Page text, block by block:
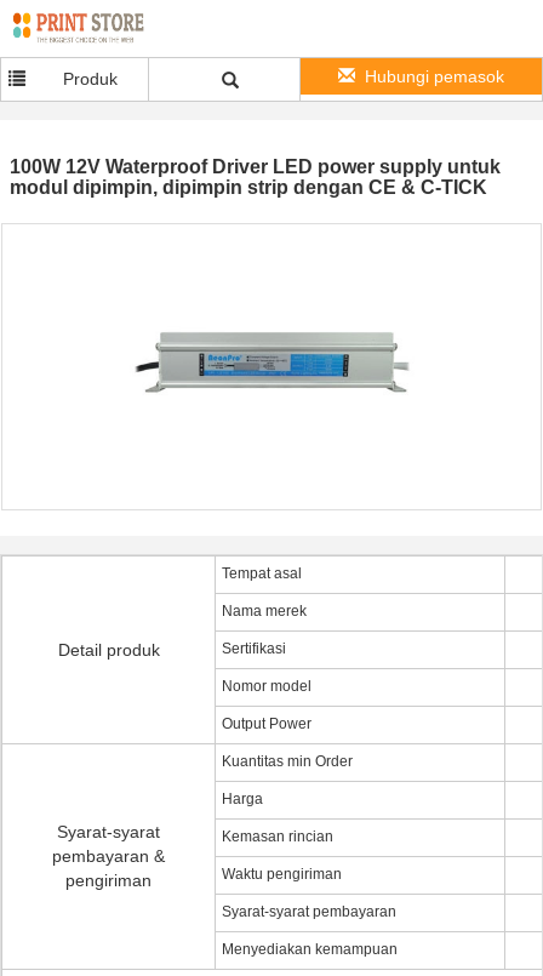
Produk Hubungi pemasok
100W 12V Waterproof Driver LED power supply untuk
modul dipimpin, dipimpin strip dengan CE & C-TICK
Detail produk
Tempat asal
Nama merek
Sertifikasi
Nomor model
Output Power
Syarat-syarat
pembayaran &
pengiriman
Kuantitas min Order
Harga
Kemasan rincian
Waktu pengiriman
Syarat-syarat pembayaran
Menyediakan kemampuan